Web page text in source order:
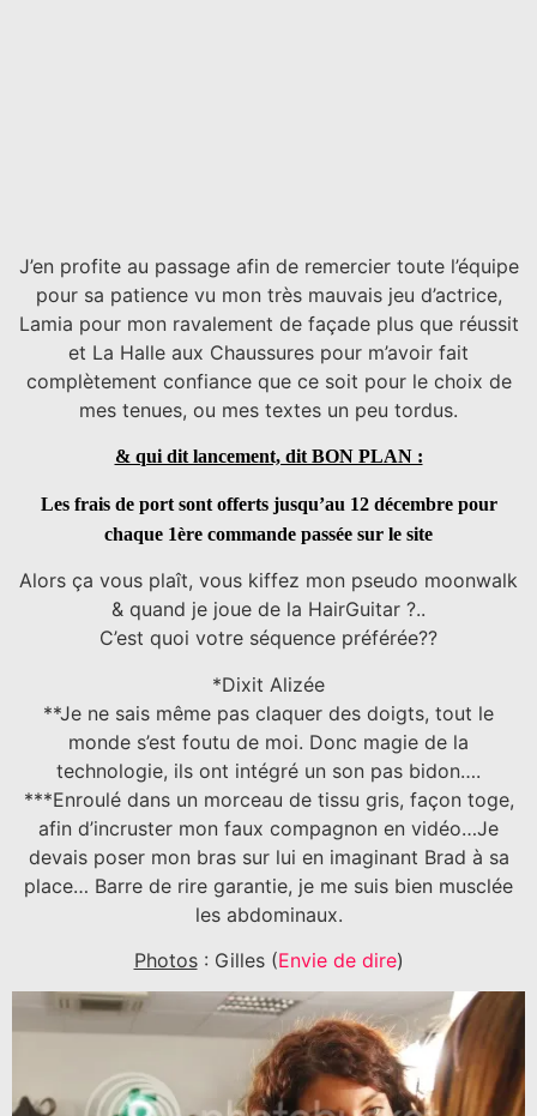
J’en profite au passage afin de remercier toute l’équipe
pour sa patience vu mon très mauvais jeu d’actrice,
Lamia pour mon ravalement de façade plus que réussit
et La Halle aux Chaussures pour m’avoir fait
complètement confiance que ce soit pour le choix de
mes tenues, ou mes textes un peu tordus.
& qui dit lancement, dit BON PLAN :
Les frais de port sont offerts jusqu’au 12 décembre pour
chaque 1ère commande passée sur le site
Alors ça vous plaît, vous kiffez mon pseudo moonwalk
& quand je joue de la HairGuitar ?..
C’est quoi votre séquence préférée??
*Dixit Alizée
**Je ne sais même pas claquer des doigts, tout le
monde s’est foutu de moi. Donc magie de la
technologie, ils ont intégré un son pas bidon….
***Enroulé dans un morceau de tissu gris, façon toge,
afin d’incruster mon faux compagnon en vidéo…Je
devais poser mon bras sur lui en imaginant Brad à sa
place… Barre de rire garantie, je me suis bien musclée
les abdominaux.
Photos: Gilles (Envie de dire)